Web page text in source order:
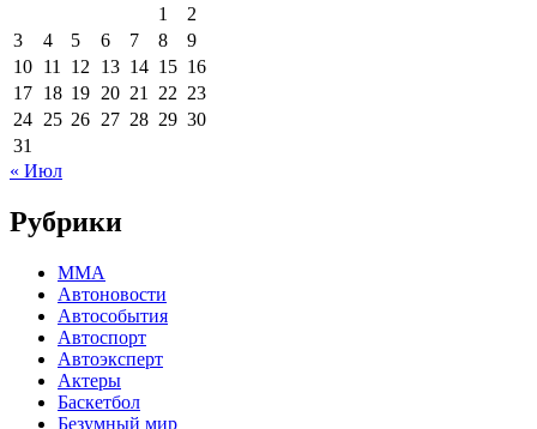
1
2
3
4 5 6 7 8
9
10 11 12 13 14 15 16
17 18 19 20 21 22 23
24 25 26 27 28 29 30
31
« Июл
Рубрики
MMA
Автоновости
Автособытия
Автоспорт
Автоэксперт
Актеры
Баскетбол
Безумный мир